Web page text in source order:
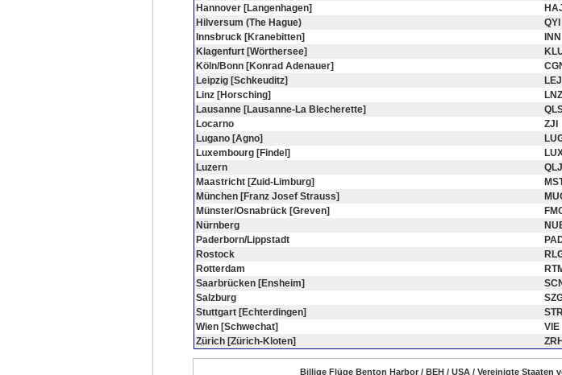
Hannover [Langenhagen]
Hilversum (The Hague)
QYI
Innsbruck [Kranebitten]
INN
Klagenfurt [Wörthersee]
Köln/Bonn [Konrad Adenauer]
Leipzig [Schkeuditz]
LEJ
Linz [Horsching]
LNZ
Lausanne [Lausanne-La Blecherette]
Locarno
ZJI
Lugano [Agno]
Luxembourg [Findel]
Luzern
QLJ
Maastricht [Zuid-Limburg]
München [Franz Josef Strauss]
Münster/Osnabrück [Greven]
Nürnberg
Paderborn/Lippstadt
Rostock
Rotterdam
Saarbrücken [Ensheim]
Salzburg
Stuttgart [Echterdingen]
Wien [Schwechat]
VIE
Zürich [Zürich-Kloten]
ZRH
Billige Flüge Benton Harbor / BEH / USA / Vereinigte